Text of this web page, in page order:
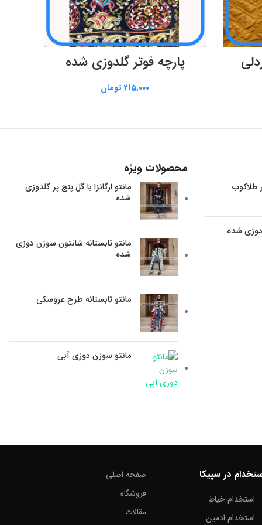
اطلاعات بیشتر
پارچه فوتر گلدوزی شده
215,000 تومان
محصولات ویژه
مانتو ارگانزا با گل پنج پر گلدوزی
شده
مانتو تابستانه شانتون سوزن دوزی
شده
مانتو تابستانه طرح عروسکی
مانتو سوزن دوزی آبی
طلاکوب
دوزی شده
در سپیکا
استخدام خیاط
استخدام ادمین
صفحه اصلی
فروشگاه
مقالات